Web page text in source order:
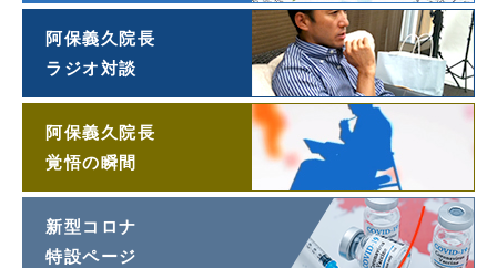
阿保義久院長
ラジオ対談
阿保義久院長
覚悟の瞬間
新型コロナ
特設ページ